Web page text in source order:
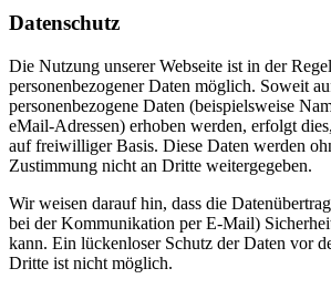
Datenschutz
Die Nutzung unserer Webseite ist in der
personenbezogener Daten möglich. Soweit
personenbezogene Daten (beispielsweise
eMail-Adressen) erhoben werden, erfolgt
auf freiwilliger Basis. Diese Daten werden
Zustimmung nicht an Dritte weitergegeben.
Wir weisen darauf hin, dass die
bei der Kommunikation per E-Mail)
kann. Ein lückenloser Schutz der Daten vor
Dritte ist nicht möglich.